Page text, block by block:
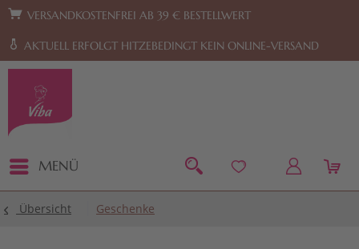
Zur Hauptnavigation springen Zum Footer springen
VERSANDKOSTENFREI AB 39 € BESTELLWERT
AKTUELL ERFOLGT HITZEBEDINGT KEIN ONLINE-VERSAND
MENÜ
Übersicht Geschenke